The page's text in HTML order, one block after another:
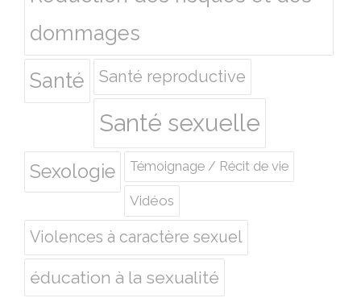
dommages
Santé
Santé reproductive
Santé sexuelle
Sexologie Témoignage / Récit de vie
Vidéos
Violences à caractère sexuel
éducation à la sexualité